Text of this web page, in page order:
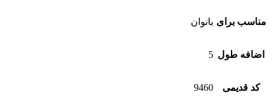
مناسب برای بانوان
اضافه طول 5
کد قدیمی 9460